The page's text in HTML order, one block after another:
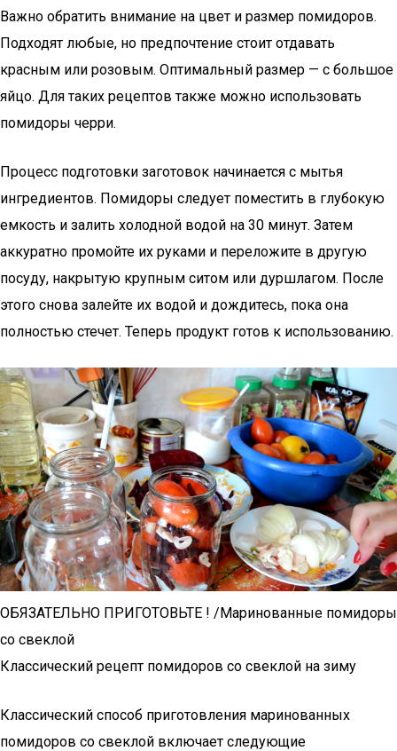
Важно обратить внимание на цвет и размер помидоров.
Подходят любые, но предпочтение стоит отдавать
красным или розовым. Оптимальный размер — с большое
яйцо. Для таких рецептов также можно использовать
помидоры черри.
Процесс подготовки заготовок начинается с мытья
ингредиентов. Помидоры следует поместить в глубокую
емкость и залить холодной водой на 30 минут. Затем
аккуратно промойте их руками и переложите в другую
посуду, накрытую крупным ситом или дуршлагом. После
этого снова залейте их водой и дождитесь, пока она
полностью стечет. Теперь продукт готов к использованию.
ОБЯЗАТЕЛЬНО ПРИГОТОВЬТЕ ! /Маринованные помидоры
со свеклой
Классический рецепт помидоров со свеклой на зиму
Классический способ приготовления маринованных
помидоров со свеклой включает следующие